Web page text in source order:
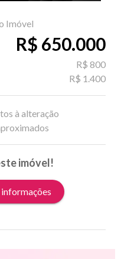
Imóvel
R$ 650.000
R$ 800
R$ 1.400
à alteração
imóvel!